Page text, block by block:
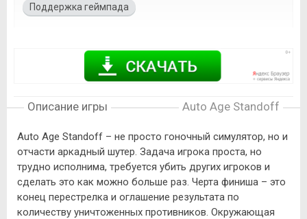
Поддержка геймпада
Описание игры Auto Age Standoff
Auto Age Standoff – не просто гоночный симулятор, но и
отчасти аркадный шутер. Задача игрока проста, но
трудно исполнима, требуется убить других игроков и
сделать это как можно больше раз. Черта финиша – это
конец перестрелка и оглашение результата по
количеству уничтоженных противников. Окружающая